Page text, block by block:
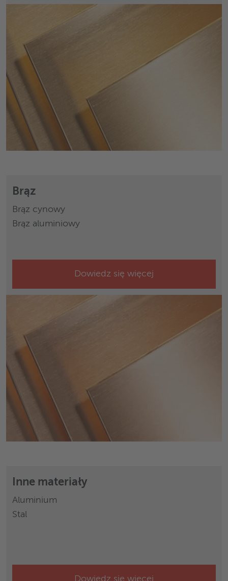
Brąz
Brąz cynowy
Brąz aluminiowy
Dowiedz się więcej
Inne materiały
Aluminium
Stal
Dowiedz się więcej